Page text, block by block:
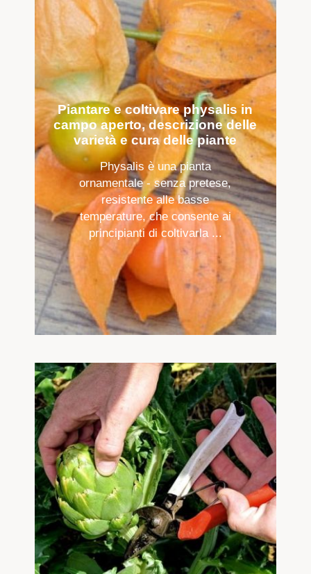
Piantare e coltivare physalis in
campo aperto, descrizione delle
varietà e cura delle piante
Physalis è una pianta
ornamentale - senza pretese,
resistente alle basse
temperature, che consente ai
principianti di coltivarla ...